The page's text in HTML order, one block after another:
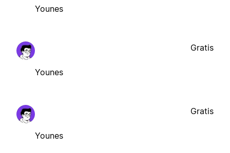
Younes
Younes
Gratis
Younes
Gratis